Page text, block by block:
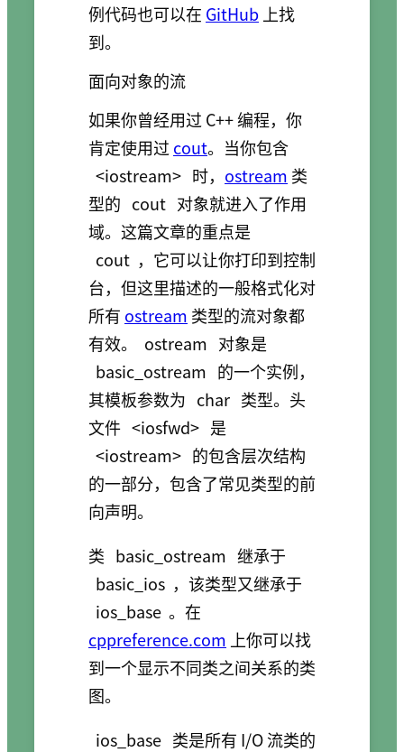
例代码也可以在 GitHub 上找
到。
面向对象的流
如果你曾经用过 C++ 编程，你
肯定使用过 cout。当你包含
<iostream> 时， ostream 类
型的 cout 对象就进入了作用
域。这篇文章的重点是
cout ，它可以让你打印到控制
台，但这里描述的一般格式化对
所有 ostream 类型的流对象都
有效。
ostream 对象是
basic_ostream 的一个实例，
其模板参数为 char 类型。头
文件 <iosfwd> 是
<iostream> 的包含层次结构
的一部分，包含了常见类型的前
向声明。
类 basic_ostream 继承于
basic_ios ，该类型又继承于
ios_base 。在
cppreference.com 上你可以找
到一个显示不同类之间关系的类
图。
ios_base 类是所有 I/O 流类的